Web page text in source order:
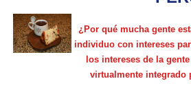
¿Por qué mucha gente
individuo con intereses
los intereses de la
virtualmente integrado